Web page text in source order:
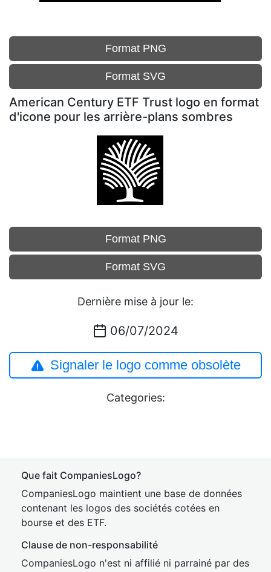
Format PNG
Format SVG
American Century ETF Trust logo en format
d'icone pour les arrière-plans sombres
Format PNG
Format SVG
Dernière mise à jour le:
06/07/2024
Signaler le logo comme obsolète
Categories:
Que fait CompaniesLogo?
CompaniesLogo maintient une base de données
contenant les logos des sociétés cotées en
bourse et des ETF.
Clause de non-responsabilité
CompaniesLogo n'est ni affilié ni parrainé par des